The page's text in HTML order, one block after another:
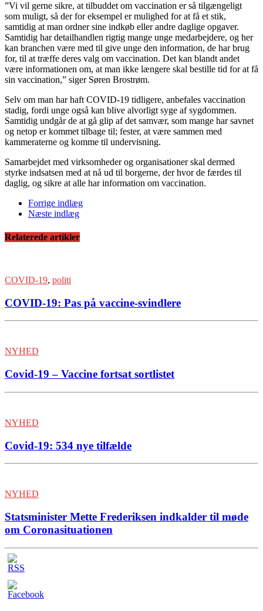
”Vi vil gerne sikre, at tilbuddet om vaccination er så tilgængeligt
som muligt, så der for eksempel er mulighed for at få et stik,
samtidig at man ordner sine indkøb eller andre daglige opgaver.
Samtidig har detailhandlen rigtig mange unge medarbejdere, og her
kan branchen være med til give unge den information, de har brug
for, til at træffe deres valg om vaccination. Det kan blandt andet
være informationen om, at man ikke længere skal bestille tid for at få
sin vaccination,” siger Søren Brostrøm.
Selv om man har haft COVID-19 tidligere, anbefales vaccination
stadig, fordi unge også kan blive alvorligt syge af sygdommen.
Samtidig undgår de at gå glip af det samvær, som mange har savnet
og netop er kommet tilbage til; fester, at være sammen med
kammeraterne og komme til undervisning.
Samarbejdet med virksomheder og organisationer skal dermed
styrke indsatsen med at nå ud til borgerne, der hvor de færdes til
daglig, og sikre at alle har information om vaccination.
Forrige indlæg
Næste indlæg
Relaterede artikler
COVID-19, politi
COVID-19: Pas på vaccine-svindlere
NYHED
Covid-19 – Vaccine fortsat sortlistet
NYHED
Covid-19: 534 nye tilfælde
NYHED
Statsminister Mette Frederiksen indkalder til møde
om Coronasituationen